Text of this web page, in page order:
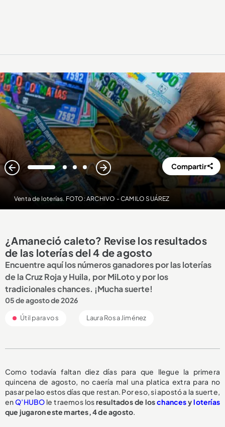
Venta de loterías. FOTO: ARCHIVO - CAMILO SUÁREZ
1 2 3 4 Compartir
¿Amaneció caleto? Revise los resultados
de las loterías del 4 de agosto
Encuentre aquí los números ganadores por las loterías
de la Cruz Roja y Huila, por MiLoto y por los
tradicionales chances. ¡Mucha suerte!
05 de agosto de 2026
Útil para vos Laura Rosa Jiménez
Como todavía faltan diez días para que llegue la primera
quincena de agosto, no caería mal una platica extra para no
pasar pelao estos días que restan. Por eso, si apostó a la suerte,
enQ’HUBO le traemos losresultados de loschancesyloterías
que jugaron este martes, 4 de agosto.